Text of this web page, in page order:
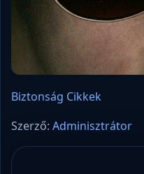
Biztonság Cikkek
Szerző: Adminisztrátor